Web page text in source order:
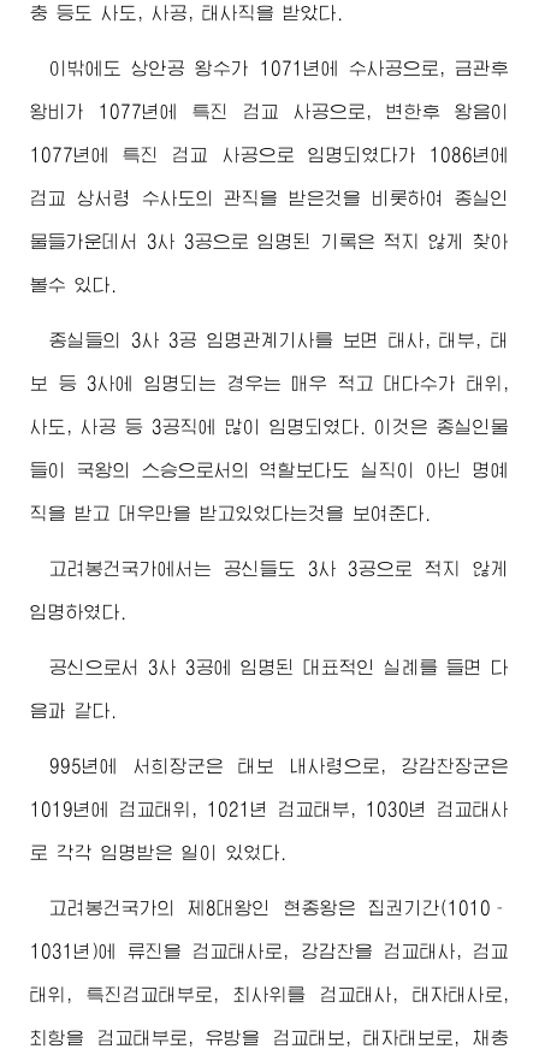
충 등도 사도, 사공, 태사직을 받았다.
이밖에도 상안공 왕수가 1071년에 수사공으로, 금관후
왕비가 1077년에 특진 검교 사공으로, 변한후 왕음이
1077년에 특진 검교 사공으로 임명되였다가 1086년에
검교 상서령 수사도의 관직을 받은것을 비롯하여 종실인
물들가운데서 3사 3공으로 임명된 기록은 적지 않게 찾아
볼수 있다.
종실들의 3사 3공 임명관계기사를 보면 태사, 태부, 태
보 등 3사에 임명되는 경우는 매우 적고 대다수가 태위,
사도, 사공 등 3공직에 많이 임명되였다. 이것은 종실인물
들이 국왕의 스승으로서의 역할보다도 실직이 아닌 명예
직을 받고 대우만을 받고있었다는것을 보여준다.
고려봉건국가에서는 공신들도 3사 3공으로 적지 않게
임명하였다.
공신으로서 3사 3공에 임명된 대표적인 실례를 들면 다
음과 같다.
995년에 서희장군은 태보 내사령으로, 강감찬장군은
1019년에 검교태위, 1021년 검교태부, 1030년 검교태사
로 각각 임명받은 일이 있었다.
고려봉건국가의 제8대왕인 현종왕은 집권기간(1010‐
1031년)에 류진을 검교태사로, 강감찬을 검교태사, 검교
태위, 특진검교태부로, 최사위를 검교태사, 태자태사로,
최항을 검교태부로, 유방을 검교태보, 태자태보로, 채충